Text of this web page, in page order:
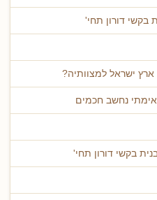
דורון תחי'
ישראל למצוותיה?
נחשב חכמים
בקשי דורון תחי'